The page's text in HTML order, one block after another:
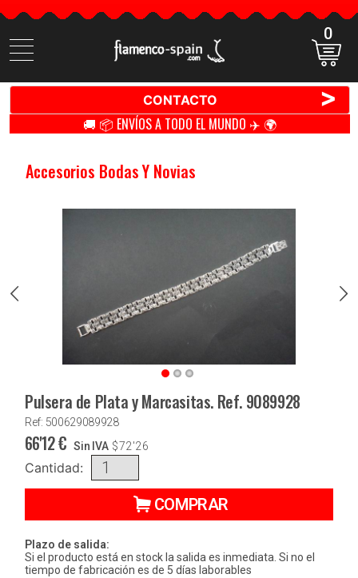
Buscar
productos
0
CONTACTO >
🚚 📦 ENVÍOS A TODO EL MUNDO ✈️ 🌍
Accesorios Bodas Y Novias
Pulsera de Plata y Marcasitas. Ref. 9089928
Ref: 500629089928
66'12€ Sin IVA $72'26
Cantidad:
COMPRAR
Plazo de salida:
Si el producto está en stock la salida es inmediata. Si no el
tiempo de fabricación es de 5 días laborables